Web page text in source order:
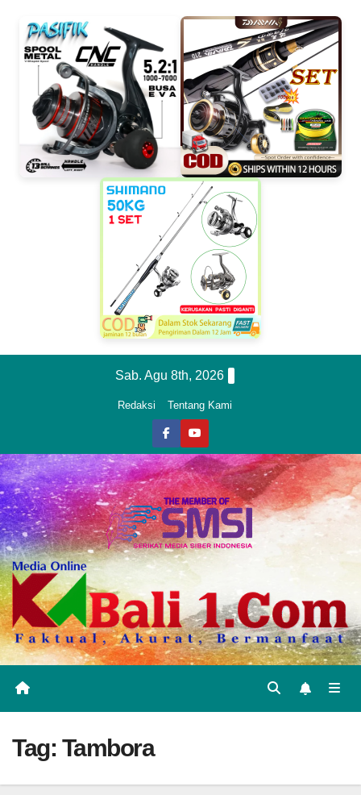
Sab. Agu 8th, 2026
Redaksi Tentang Kami
Tag: Tambora